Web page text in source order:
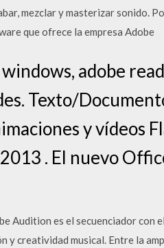
mezclar y masterizar sonido.
que ofrece la empresa Adobe
adobe
Texto/
y vídeos
. El nuevo
Audition es el secuenciador con
y creatividad musical. Entre la